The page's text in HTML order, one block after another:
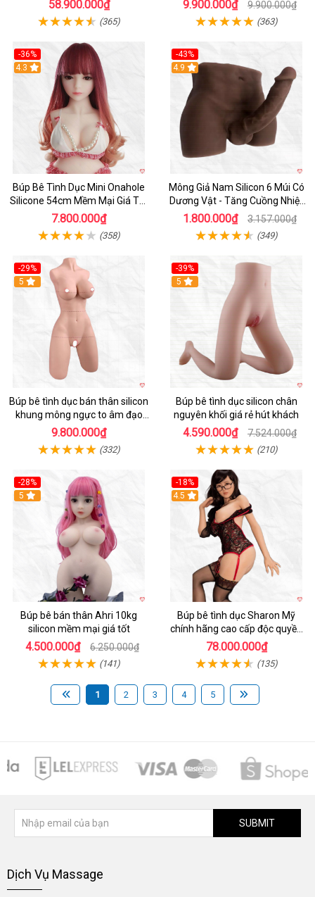
58.900.000₫
(365)
9.900.000₫ 9.900.000₫
(363)
-36%
4.3
Búp Bê Tình Dục Mini Onahole
Silicone 54cm Mềm Mại Giá Tốt
Đáng Mua
7.800.000₫
(358)
-43%
Hot
4.9
Mông Giả Nam Silicon 6 Múi Có
Dương Vật - Tăng Cuồng Nhiệt
Đêm
1.800.000₫ 3.157.000₫
(349)
-29%
5
Búp bê tình dục bán thân silicon
khung mông ngực to âm đạo
khít chặt tự nhiên
9.800.000₫
(332)
-39%
5
Búp bê tình dục silicon chân
nguyên khối giá rẻ hút khách
4.590.000₫ 7.524.000₫
(210)
-28%
5
Búp bê bán thân Ahri 10kg
silicon mềm mại giá tốt
4.500.000₫ 6.250.000₫
(141)
-18%
Hot
4.5
Búp bê tình dục Sharon Mỹ
chính hãng cao cấp độc quyền
giá tốt
78.000.000₫
(135)
1 2 3 4 5
SUBMIT
Dịch Vụ Massage